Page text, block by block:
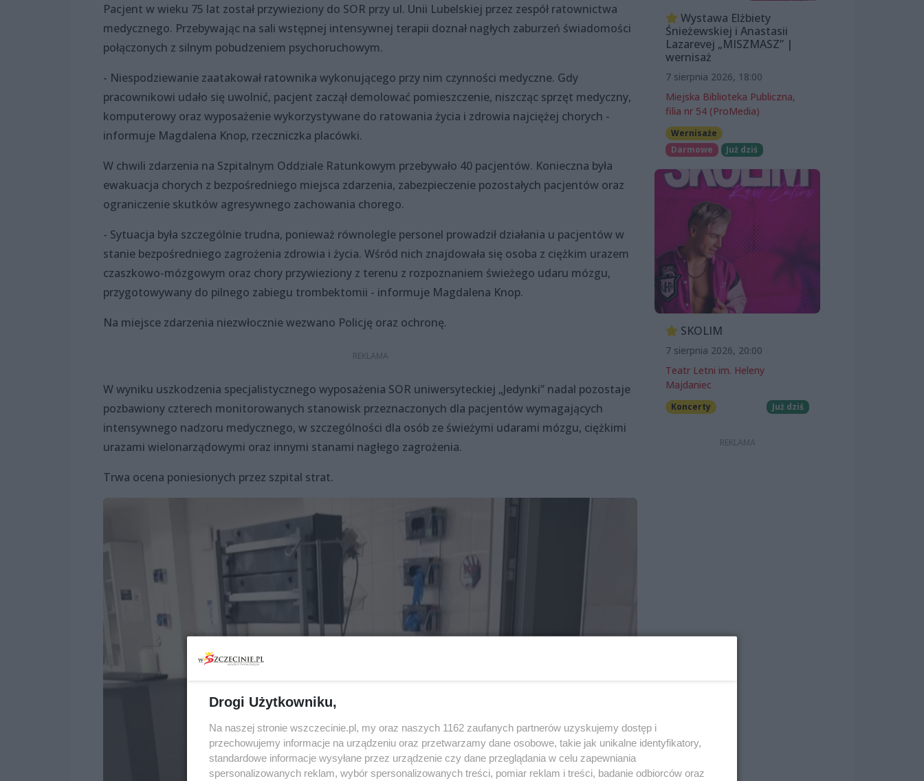
Pacjent w wieku 75 lat został przywieziony do SOR przy ul. Unii Lubelskiej przez zespół ratownictwa
medycznego. Przebywając na sali wstępnej intensywnej terapii doznał nagłych zaburzeń świadomości
połączonych z silnym pobudzeniem psychoruchowym.
- Niespodziewanie zaatakował ratownika wykonującego przy nim czynności medyczne. Gdy
pracownikowi udało się uwolnić, pacjent zaczął demolować pomieszczenie, niszcząc sprzęt medyczny,
komputerowy oraz wyposażenie wykorzystywane do ratowania życia i zdrowia najciężej chorych -
informuje Magdalena Knop, rzeczniczka placówki.
W chwili zdarzenia na Szpitalnym Oddziale Ratunkowym przebywało 40 pacjentów. Konieczna była
ewakuacja chorych z bezpośredniego miejsca zdarzenia, zabezpieczenie pozostałych pacjentów oraz
ograniczenie skutków agresywnego zachowania chorego.
- Sytuacja była szczególnie trudna, ponieważ równolegle personel prowadził działania u pacjentów w
stanie bezpośredniego zagrożenia zdrowia i życia. Wśród nich znajdowała się osoba z ciężkim urazem
czaszkowo-mózgowym oraz chory przywieziony z terenu z rozpoznaniem świeżego udaru mózgu,
przygotowywany do pilnego zabiegu trombektomii - informuje Magdalena Knop.
Na miejsce zdarzenia niezwłocznie wezwano Policję oraz ochronę.
W wyniku uszkodzenia specjalistycznego wyposażenia SOR uniwersyteckiej „Jedynki” nadal pozostaje
pozbawiony czterech monitorowanych stanowisk przeznaczonych dla pacjentów wymagających
intensywnego nadzoru medycznego, w szczególności dla osób ze świeżymi udarami mózgu, ciężkimi
urazami wielonarządowymi oraz innymi stanami nagłego zagrożenia.
Trwa ocena poniesionych przez szpital strat.
Wystawa Elżbiety
Śnieżewskiej i Anastasii
Lazarevej „MISZMASZ” |
wernisaż
7 sierpnia 2026, 18:00
Miejska Biblioteka Publiczna,
filia nr 54 (ProMedia)
Wernisaże
Darmowe
Już dziś
SKOLIM
7 sierpnia 2026, 20:00
Teatr Letni im. Heleny
Majdaniec
Koncerty Już dziś
Drogi Użytkowniku,
Na naszej stronie wszczecinie.pl, my oraz naszych 1162 zaufanych partnerów uzyskujemy dostęp i
przechowujemy informacje na urządzeniu oraz przetwarzamy dane osobowe, takie jak unikalne identyfikatory,
standardowe informacje wysyłane przez urządzenie czy dane przeglądania w celu zapewniania
spersonalizowanych reklam, wybór spersonalizowanych treści, pomiar reklam i treści, badanie odbiorców oraz